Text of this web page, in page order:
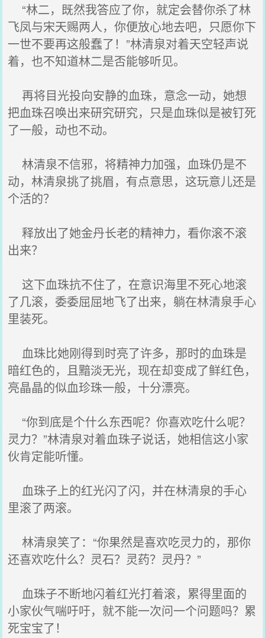
“林二，既然我答应了你，就定会替你杀了林
飞凤与宋天赐两人，你便放心地去吧，只愿你下
一世不要再这般蠢了！”林清泉对着天空轻声说
着，也不知道林二是否能够听见。
再将目光投向安静的血珠，意念一动，她想
把血珠召唤出来研究研究，只是血珠似是被钉死
了一般，动也不动。
林清泉不信邪，将精神力加强，血珠仍是不
动，林清泉挑了挑眉，有点意思，这玩意儿还是
个活的？
释放出了她金丹长老的精神力，看你滚不滚
出来？
这下血珠抗不住了，在意识海里不死心地滚
了几滚，委委屈屈地飞了出来，躺在林清泉手心
里装死。
血珠比她刚得到时亮了许多，那时的血珠是
暗红色的，且黯淡无光，现在却变成了鲜红色，
亮晶晶的似血珍珠一般，十分漂亮。
“你到底是个什么东西呢？你喜欢吃什么呢？
灵力？”林清泉对着血珠子说话，她相信这小家
伙肯定能听懂。
血珠子上的红光闪了闪，并在林清泉的手心
里滚了两滚。
林清泉笑了：“你果然是喜欢吃灵力的，那你
还喜欢吃什么？灵石？灵药？灵丹？”
血珠子不断地闪着红光打着滚，累得里面的
小家伙气喘吁吁，就不能一次问一个问题吗？累
死宝宝了！